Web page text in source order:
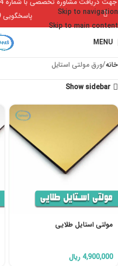
Skip to navigation
Skip to main content
MENU
خانه ورق مولتی استایل
Show sidebar
مولتی استایل طلایی
4,900,000 ریال
پاسخگویی 9تا18)